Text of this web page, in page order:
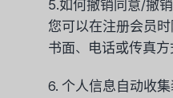
5.如何撤销同意/撤
您可以在注册会员
书面、电话或传真
6. 个人信息自动收